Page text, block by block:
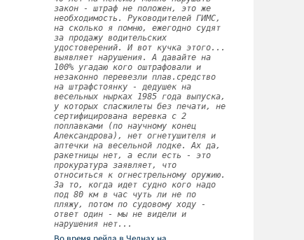
закон - штраф не положен, это же
необходимость. Руководителей ГИМС,
на сколько я помню, ежегодно судят
за продажу водительских
удостоверений. И вот кучка этого...
выявляет нарушения. А давайте на
100% угадаю кого оштрафовали и
незаконно перевезли плав.средство
на штрафстоянку - дедушек на
весельных нырках 1985 года выпуска,
у которых спасжилеты без печати, не
сертифицирована веревка с 2
поплавками (по научному конец
Александрова), нет огнетушителя и
аптечки на весельной лодке. Ах да,
ракетницы нет, а если есть - это
прокуратура заявляет, что
относиться к огнестрельному оружию.
За то, когда идет судно кого надо
под 80 км в час чуть ли не по
пляжу, потом по судовому ходу -
ответ один - мы не видели и
нарушения нет...